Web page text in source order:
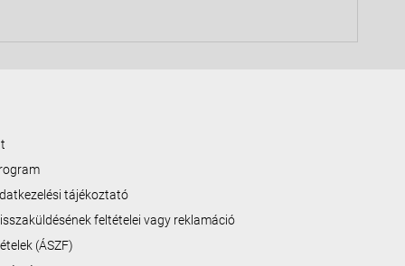
tájékoztató
feltételei vagy reklamáció
(ÁSZF)